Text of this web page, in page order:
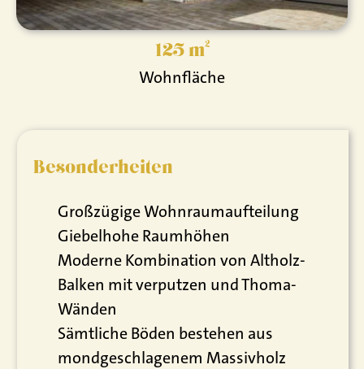
125 m²
Wohnfläche
Besonderheiten
Großzügige Wohnraumaufteilung
Giebelhohe Raumhöhen
Moderne Kombination von Altholz-
Balken mit verputzen und Thoma-
Wänden
Sämtliche Böden bestehen aus
mondgeschlagenem Massivholz